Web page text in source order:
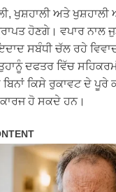
ਖੁਸ਼ਹਾਲੀ ਅਤੇ
ਹੋਣਗੇ। ਵਪਾਰ ਨਾਲ
ਸਬੰਧੀ ਚੱਲ ਰਹੇ
ਦਫਤਰ ਵਿੱਚ
ਕਿਸੇ ਰੁਕਾਵਟ ਦੇ ਪੂਰੇ
ਹੋ ਸਕਦੇ ਹਨ।